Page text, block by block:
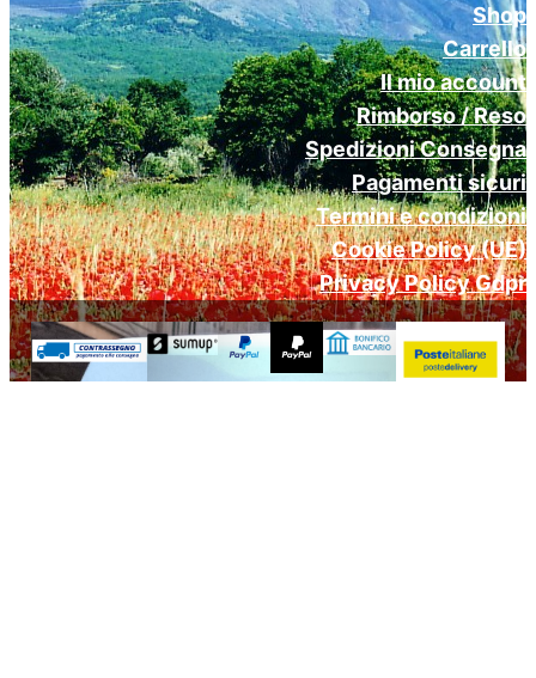
Shop
Carrello
Il mio account
Rimborso / Reso
Spedizioni Consegna
Pagamenti sicuri
Termini e condizioni
Cookie Policy (UE)
Privacy Policy Gdpr